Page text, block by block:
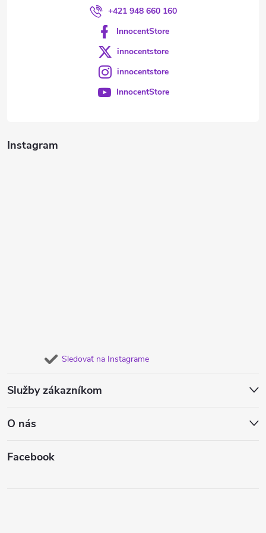
Instagram
Sledovať na Instagrame
Služby zákazníkom
O nás
Facebook
+421 948 660 160
InnocentStore
innocentstore
innocentstore
InnocentStore